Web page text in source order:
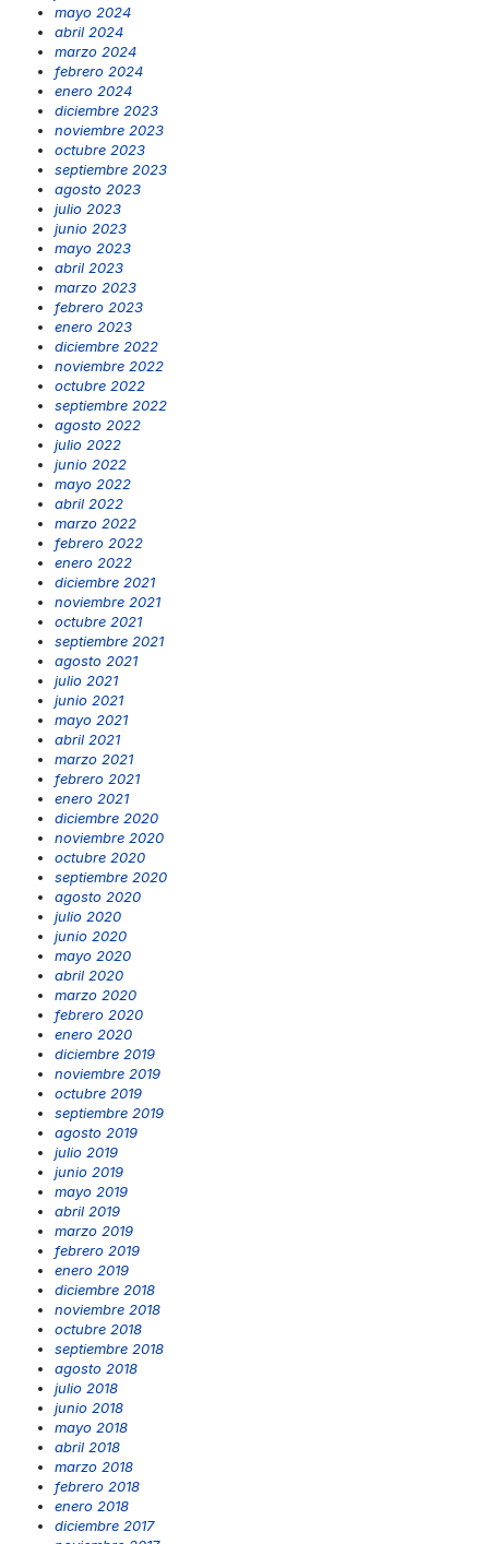
mayo 2024
abril 2024
marzo 2024
febrero 2024
enero 2024
diciembre 2023
noviembre 2023
octubre 2023
septiembre 2023
agosto 2023
julio 2023
junio 2023
mayo 2023
abril 2023
marzo 2023
febrero 2023
enero 2023
diciembre 2022
noviembre 2022
octubre 2022
septiembre 2022
agosto 2022
julio 2022
junio 2022
mayo 2022
abril 2022
marzo 2022
febrero 2022
enero 2022
diciembre 2021
noviembre 2021
octubre 2021
septiembre 2021
agosto 2021
julio 2021
junio 2021
mayo 2021
abril 2021
marzo 2021
febrero 2021
enero 2021
diciembre 2020
noviembre 2020
octubre 2020
septiembre 2020
agosto 2020
julio 2020
junio 2020
mayo 2020
abril 2020
marzo 2020
febrero 2020
enero 2020
diciembre 2019
noviembre 2019
octubre 2019
septiembre 2019
agosto 2019
julio 2019
junio 2019
mayo 2019
abril 2019
marzo 2019
febrero 2019
enero 2019
diciembre 2018
noviembre 2018
octubre 2018
septiembre 2018
agosto 2018
julio 2018
junio 2018
mayo 2018
abril 2018
marzo 2018
febrero 2018
enero 2018
diciembre 2017